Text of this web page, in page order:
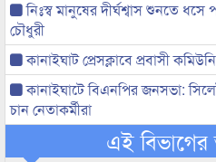
নিঃস্ব মানুষের দীর্ঘশ্বাস শুনতে
চৌধুরী
কানাইঘাট প্রেসক্লাবে প্রবাসী
কানাইঘাটে বিএনপির জনসভা:
চান নেতাকর্মীরা
এই